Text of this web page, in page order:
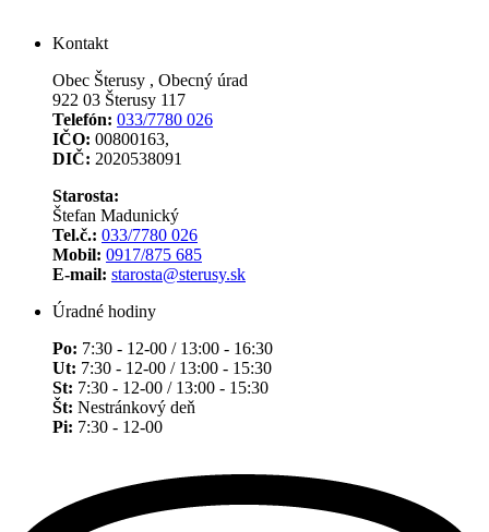
Kontakt
Obec Šterusy , Obecný úrad
922 03 Šterusy 117
Telefón: 033/7780 026
IČO: 00800163,
DIČ: 2020538091
Starosta:
Štefan Madunický
Tel.č.: 033/7780 026
Mobil: 0917/875 685
E-mail: starosta@sterusy.sk
Úradné hodiny
Po: 7:30 - 12-00 / 13:00 - 16:30
Ut: 7:30 - 12-00 / 13:00 - 15:30
St: 7:30 - 12-00 / 13:00 - 15:30
Št: Nestránkový deň
Pi: 7:30 - 12-00